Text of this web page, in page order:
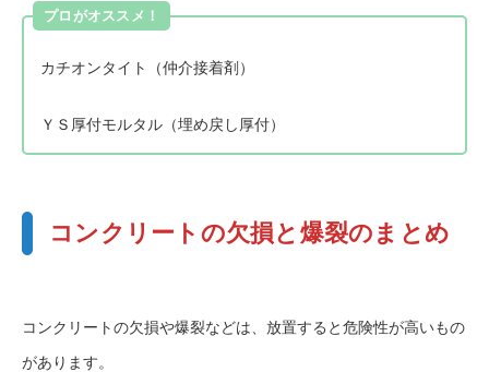
プロがオススメ！
カチオンタイト（仲介接着剤）
ＹＳ厚付モルタル（埋め戻し厚付）
コンクリートの欠損と爆裂のまとめ
コンクリートの欠損や爆裂などは、放置すると危険性が高いもの
があります。